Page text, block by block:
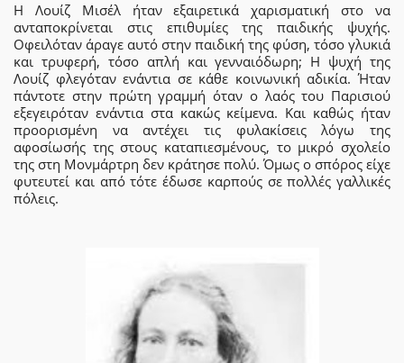
Η Λουίζ Μισέλ ήταν εξαιρετικά χαρισματική στο να
ανταποκρίνεται στις επιθυμίες της παιδικής ψυχής.
Οφειλόταν άραγε αυτό στην παιδική της φύση, τόσο γλυκιά
και τρυφερή, τόσο απλή και γενναιόδωρη; Η ψυχή της
Λουίζ φλεγόταν ενάντια σε κάθε κοινωνική αδικία. Ήταν
πάντοτε στην πρώτη γραμμή όταν ο λαός του Παρισιού
εξεγειρόταν ενάντια στα κακώς κείμενα. Και καθώς ήταν
προορισμένη να αντέχει τις φυλακίσεις λόγω της
αφοσίωσής της στους καταπιεσμένους, το μικρό σχολείο
της στη Μονμάρτρη δεν κράτησε πολύ. Όμως ο σπόρος είχε
φυτευτεί και από τότε έδωσε καρπούς σε πολλές γαλλικές
πόλεις.